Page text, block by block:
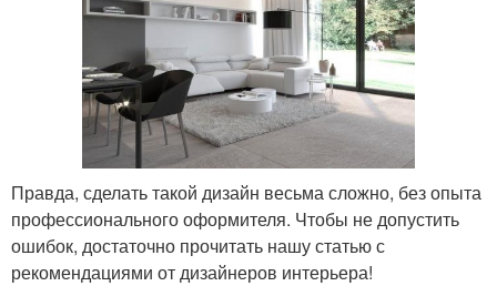
Правда, сделать такой дизайн весьма сложно, без опыта
профессионального оформителя. Чтобы не допустить
ошибок, достаточно прочитать нашу статью с
рекомендациями от дизайнеров интерьера!